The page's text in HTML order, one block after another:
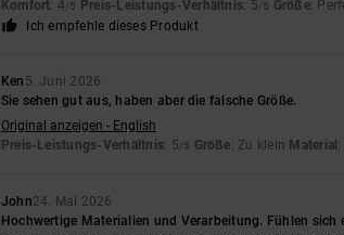
Komfort: 4/5 Preis-Leistungs-Verhältnis: 5/5 Größe:
Ich empfehle dieses Produkt
Ken 5. Juni 2026
Sie sehen gut aus, haben aber die falsche Größe.
Original anzeigen - English
Preis-Leistungs-Verhältnis: 5/5 Größe: Zu klein Material :
John24. Mai 2026
Hochwertige Materialien und Verarbeitung. Fühlen sich